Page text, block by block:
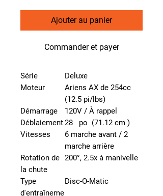
Ajouter au panier
Commander et payer
Série
Deluxe
Moteur
Ariens AX de 254cc
(12.5 pi/lbs)
Démarrage
120V / À rappel
Déblaiement28 po (71.12 cm )
Vitesses
6 marche avant / 2
marche arrière
Rotation de
la chute
200°, 2.5x à manivelle
Type
d'entraîneme
Disc-O-Matic